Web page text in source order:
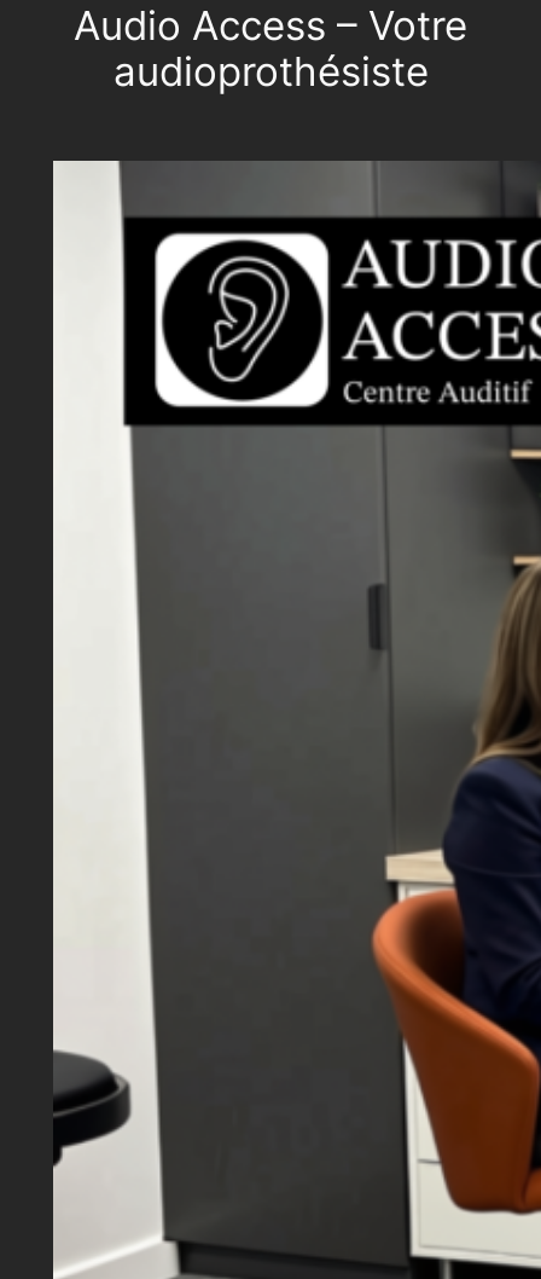
Audio Access – Votre
audioprothésiste